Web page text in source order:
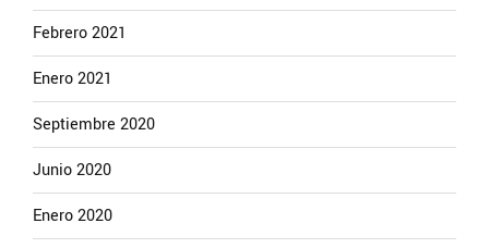
Febrero 2021
Enero 2021
Septiembre 2020
Junio 2020
Enero 2020